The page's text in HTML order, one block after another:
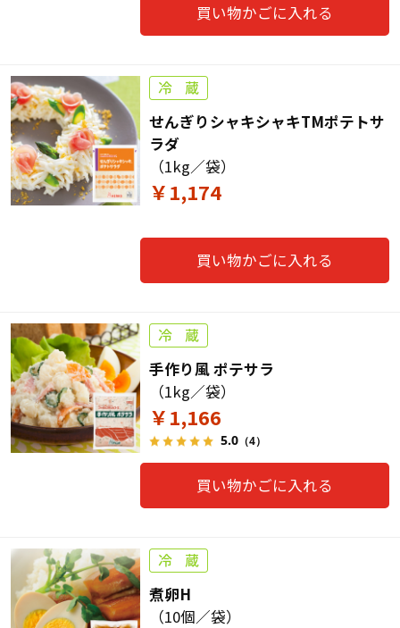
買い物かごに入れる
せんぎりシャキシャキTMポテトサ
ラダ
（1kg／袋）
￥1,174
買い物かごに入れる
手作り風 ポテサラ
（1kg／袋）
￥1,166
5.0（4）
買い物かごに入れる
煮卵H
（10個／袋）